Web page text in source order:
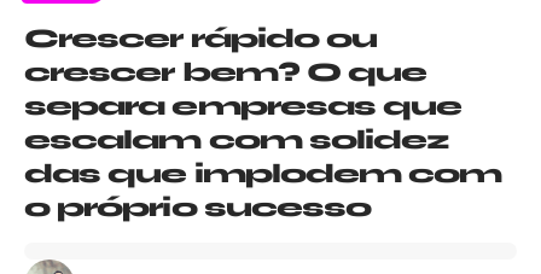
Crescer rápido ou
crescer bem? O que
separa empresas que
escalam com solidez
das que implodem com
o próprio sucesso